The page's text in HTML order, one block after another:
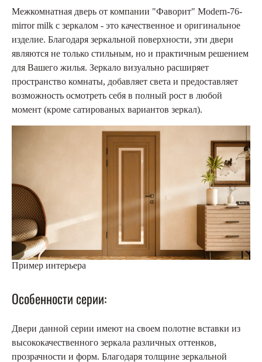
Межкомнатная дверь от компании "Фаворит" Modern-76-
mirror milk с зеркалом - это качественное и оригинальное
изделие. Благодаря зеркальной поверхности, эти двери
являются не только стильным, но и практичным решением
для Вашего жилья. Зеркало визуально расширяет
пространство комнаты, добавляет света и предоставляет
возможность осмотреть себя в полный рост в любой
момент (кроме сатированых вариантов зеркал).
Пример интерьера
Особенности серии:
Двери данной серии имеют на своем полотне вставки из
высококачественного зеркала различных оттенков,
прозрачности и форм. Благодаря толщине зеркальной